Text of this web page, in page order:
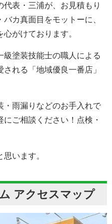
表・三浦が、お見積もり
カ真面目をモットーに、
がけております。
塗装技能士の職人による
れる「地域優良一番店」
・雨漏りなどのお手入れで
ご相談ください！点検・
います。
アクセスマップ